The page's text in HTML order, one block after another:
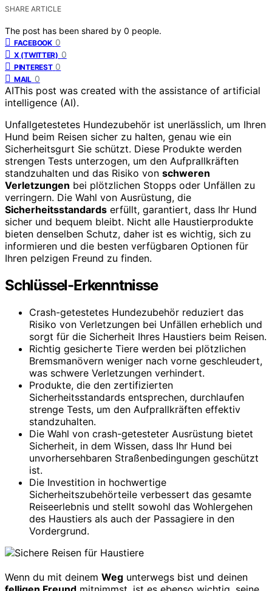
SHARE ARTICLE
The post has been shared by 0 people.
FACEBOOK 0
X (TWITTER) 0
PINTEREST 0
MAIL 0
AIThis post was created with the assistance of artificial
intelligence (AI).
Unfallgetestetes Hundezubehör ist unerlässlich, um Ihren
Hund beim Reisen sicher zu halten, genau wie ein
Sicherheitsgurt Sie schützt. Diese Produkte werden
strengen Tests unterzogen, um den Aufprallkräften
standzuhalten und das Risiko von schweren
Verletzungen bei plötzlichen Stopps oder Unfällen zu
verringern. Die Wahl von Ausrüstung, die
Sicherheitsstandards erfüllt, garantiert, dass Ihr Hund
sicher und bequem bleibt. Nicht alle Haustierprodukte
bieten denselben Schutz, daher ist es wichtig, sich zu
informieren und die besten verfügbaren Optionen für
Ihren pelzigen Freund zu finden.
Schlüssel-Erkenntnisse
Crash-getestetes Hundezubehör reduziert das
Risiko von Verletzungen bei Unfällen erheblich und
sorgt für die Sicherheit Ihres Haustiers beim Reisen.
Richtig gesicherte Tiere werden bei plötzlichen
Bremsmanövern weniger nach vorne geschleudert,
was schwere Verletzungen verhindert.
Produkte, die den zertifizierten
Sicherheitsstandards entsprechen, durchlaufen
strenge Tests, um den Aufprallkräften effektiv
standzuhalten.
Die Wahl von crash-getesteter Ausrüstung bietet
Sicherheit, in dem Wissen, dass Ihr Hund bei
unvorhersehbaren Straßenbedingungen geschützt
ist.
Die Investition in hochwertige
Sicherheitszubehörteile verbessert das gesamte
Reiseerlebnis und stellt sowohl das Wohlergehen
des Haustiers als auch der Passagiere in den
Vordergrund.
Wenn du mit deinem Weg unterwegs bist und deinen